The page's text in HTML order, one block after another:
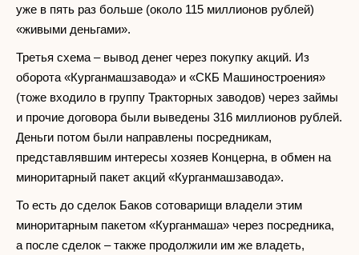
уже в пять раз больше (около 115 миллионов рублей)
«живыми деньгами».
Третья схема – вывод денег через покупку акций. Из
оборота «Курганмашзавода» и «СКБ Машиностроения»
(тоже входило в группу Тракторных заводов) через займы
и прочие договора были выведены 316 миллионов рублей.
Деньги потом были направлены посредникам,
представлявшим интересы хозяев Концерна, в обмен на
миноритарный пакет акций «Курганмашзавода».
То есть до сделок Баков сотоварищи владели этим
миноритарным пакетом «Курганмаша» через посредника,
а после сделок – также продолжили им же владеть,